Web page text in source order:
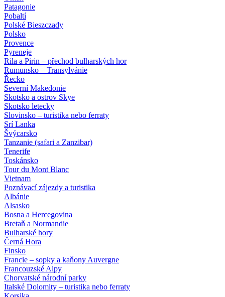
Patagonie
Pobaltí
Polské Bieszczady
Polsko
Provence
Pyreneje
Rila a Pirin – přechod bulharských hor
Rumunsko – Transylvánie
Řecko
Severní Makedonie
Skotsko a ostrov Skye
Skotsko letecky
Slovinsko – turistika nebo ferraty
Srí Lanka
Švýcarsko
Tanzanie (safari a Zanzibar)
Tenerife
Toskánsko
Tour du Mont Blanc
Vietnam
Poznávací zájezdy a turistika
Albánie
Alsasko
Bosna a Hercegovina
Bretaň a Normandie
Bulharské hory
Černá Hora
Finsko
Francie – sopky a kaňony Auvergne
Francouzské Alpy
Chorvatské národní parky
Italské Dolomity – turistika nebo ferraty